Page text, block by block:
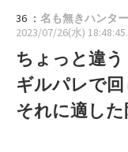
36 ： 名も無きハンタ
2023/07/26(水)
ちょっと違う
ギルパレで
それに適した